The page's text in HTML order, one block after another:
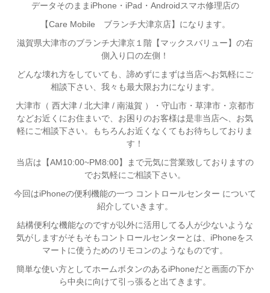
データそのままiPhone・iPad・Androidスマホ修理店の
【Care Mobile ブランチ大津京店】 になります。
滋賀県大津市のブランチ大津京１階【マックスバリュー】の右
側入り口の左側！
どんな壊れ方をしていても、諦めずにまずは当店へお気軽にご
相談下さい、我々も最大限お力になります。
大津市（ 西大津 / 北大津 / 南滋賀 ）・守山市・草津市・京都市
などお近くにお住まいで、お困りのお客様は是非当店へ、お気
軽にご相談下さい。もちろんお近くなくてもお待ちしておりま
す！
当店は【AM10:00~PM8:00】まで元気に営業致しておりますの
でお気軽にご相談下さい。
今回はiPhoneの便利機能の一つ コントロールセンター について
紹介していきます。
結構便利な機能なのですが以外に活用してる人が少ないような
気がしますがそもそもコントロールセンターとは、iPhoneをス
マートに使うためのリモコンのようなものです。
簡単な使い方としてホームボタンのあるiPhoneだと画面の下か
ら中央に向けて引っ張ると出てきます。